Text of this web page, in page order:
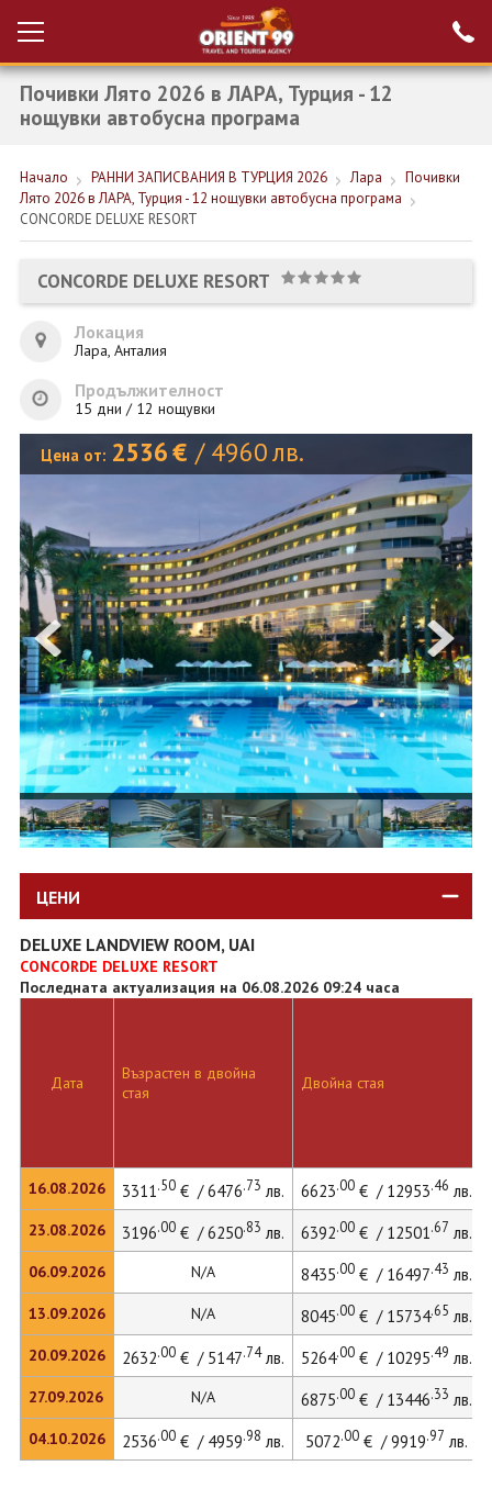
Вход за агенти
Проверка на
резервация
НОВА ГОДИНА ТУРЦИЯ
НОВА ГОДИНА
ПОЧИВКИ
КРУИЗИ
ЕКЗОТИКА
ЗА НАС
КОНТАКТИ
ФИРМЕНИ ДОКУМЕНТИ
0700 144 34 Запитване
ПОСЛЕДВАЙТЕ НИ
Почивки Лято 2026 в ЛАРА, Турция - 12
нощувки автобусна програма
Начало РАННИ ЗАПИСВАНИЯ В ТУРЦИЯ 2026 Лара
Почивки
Лято 2026 в ЛАРА, Турция - 12 нощувки автобусна програма
CONCORDE DELUXE RESORT
CONCORDE DELUXE RESORT
Локация
Лара, Анталия
Продължителност
15 дни / 12 нощувки
Цена от: 2536€ / 4960лв.
ЦЕНИ
DELUXE LANDVIEW ROOM, UAI
CONCORDE DELUXE RESORT
Последната актуализация на 06.08.2026 09:24 часа
Дата
16.08.2026
23.08.2026
06.09.2026
13.09.2026
20.09.2026
27.09.2026
04.10.2026
Възрастен в двойна
стая
Двойна стая
3311.50€ / 6476.73 лв. 6623.00€ / 12953.46 лв.
3196.00€ / 6250.83 лв. 6392.00€ / 12501.67 лв.
N/A 8435.00€ / 16497.43 лв.
N/A 8045.00€ / 15734.65 лв.
2632.00€ / 5147.74лв. 5264.00€ / 10295.49 лв.
N/A 6875.00€ / 13446.33 лв.
2536.00€ / 4959.98 лв. 5072.00€ / 9919.97 лв.